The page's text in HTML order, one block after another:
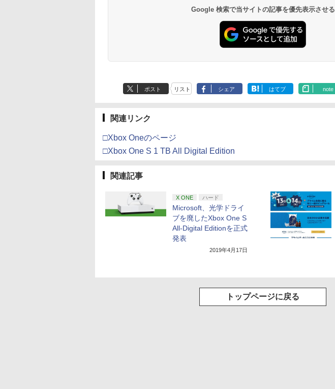
Google 検索で当サイトの記事を優先表示させる
ポスト リスト シェア はてブ note
関連リンク
□Xbox Oneのページ
□Xbox One S 1 TB All Digital Edition
関連記事
X ONE ハード
Microsoft、光学ドライ
ブを廃したXbox One S
All-Digital Editionを正式
発表
2019年4月17日
トップページに戻る